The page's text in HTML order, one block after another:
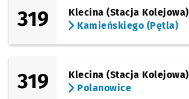
319
Klecina (Stacja Kolejowa)
Kamieńskiego (Pętla)
319
Klecina (Stacja Kolejowa)
Polanowice